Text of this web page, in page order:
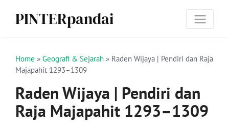
PINTERpandai
Home » Geografi & Sejarah » Raden Wijaya | Pendiri dan Raja
Majapahit 1293–1309
Raden Wijaya | Pendiri dan
Raja Majapahit 1293–1309